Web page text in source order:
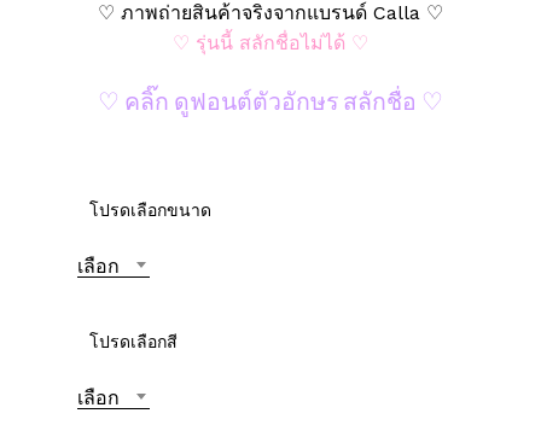
฿420.00
through
♡ ภาพถ่ายสินค้าจริงจากแบรนด์ Calla ♡
♡ รุ่นนี้ สลักชื่อไม่ได้ ♡
♡ คลิ๊ก ดูฟอนต์ตัวอักษร สลักชื่อ ♡
โปรดเลือกขนาด
เลือก
โปรดเลือกสี
เลือก